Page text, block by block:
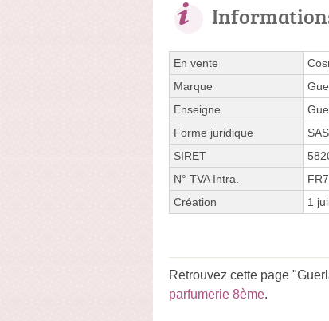
En vente
Marque
Enseigne
Forme juridique
SAS
SIRET
N° TVA Intra.
Création
1
Retrouvez cette page
parfumerie 8ème.